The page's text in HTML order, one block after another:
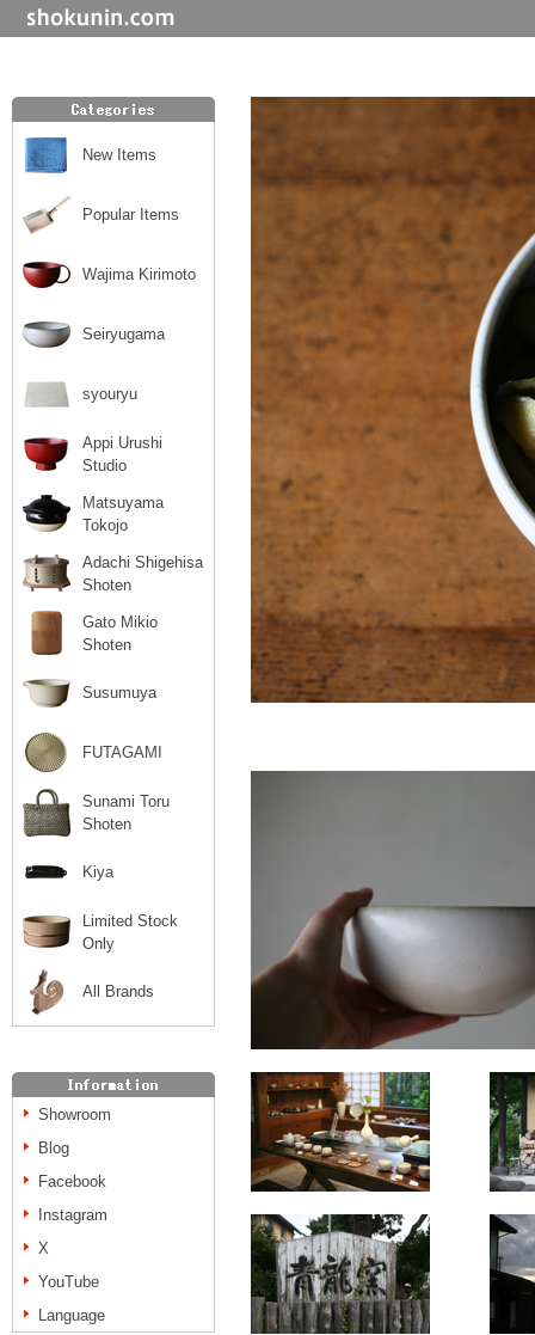
New Items
Popular Items
Wajima Kirimoto
Seiryugama
syouryu
Appi Urushi
Studio
Matsuyama
Tokojo
Adachi Shigehisa
Shoten
Gato Mikio
Shoten
Susumuya
FUTAGAMI
Sunami Toru
Shoten
Kiya
Limited Stock
Only
All Brands
Showroom
Blog
Facebook
Instagram
X
YouTube
Language